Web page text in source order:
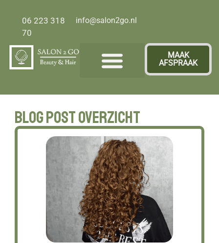
06 223 318
70
info@salon2go.nl
MAAK
AFSPRAAK
Blog post overzicht